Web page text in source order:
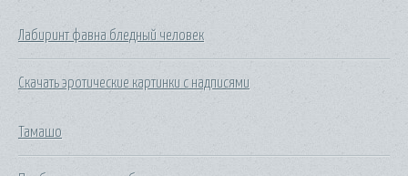
Лабиринт фавна бледный человек
Скачать эротические картинки с надписями
Тамашо